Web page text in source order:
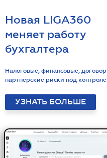
Новая LIGA360
меняет работу
бухгалтера
Налоговые, финансовые,
партнерские риски под
УЗНАТЬ БОЛЬШЕ